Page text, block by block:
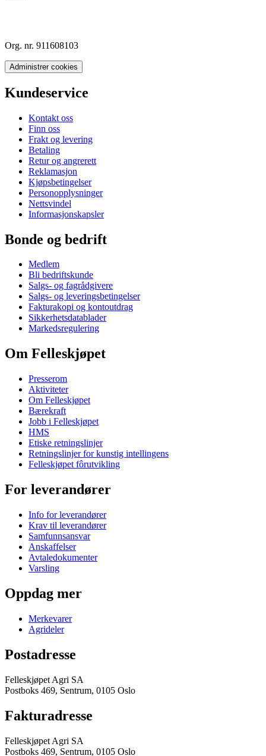
Org. nr. 911608103
Administrer cookies
Kundeservice
Kontakt oss
Finn oss
Frakt og levering
Betaling
Retur og angrerett
Reklamasjon
Kjøpsbetingelser
Personopplysninger
Nettsvindel
Informasjonskapsler
Bonde og bedrift
Medlem
Bli bedriftskunde
Salgs- og fagrådgivere
Salgs- og leveringsbetingelser
Fakturakopi og kontoutdrag
Sikkerhetsdatablader
Markedsregulering
Om Felleskjøpet
Presserom
Aktiviteter
Om Felleskjøpet
Bærekraft
Jobb i Felleskjøpet
HMS
Etiske retningslinjer
Retningslinjer for kunstig intellingens
Felleskjøpet fôrutvikling
For leverandører
Info for leverandører
Krav til leverandører
Samfunnsansvar
Anskaffelser
Avtaledokumenter
Varsling
Oppdag mer
Merkevarer
Agrideler
Postadresse
Felleskjøpet Agri SA
Postboks 469, Sentrum, 0105 Oslo
Fakturadresse
Felleskjøpet Agri SA
Postboks 469, Sentrum, 0105 Oslo